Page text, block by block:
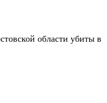
области убиты в